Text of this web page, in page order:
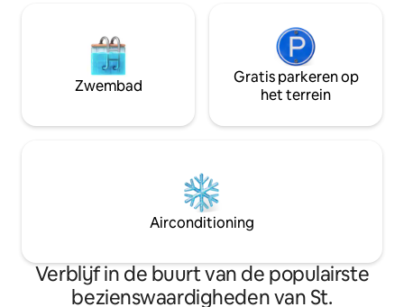
Zwembad
Gratis parkeren op
het terrein
Airconditioning
Verblijf in de buurt van de populairste
bezienswaardigheden van St.